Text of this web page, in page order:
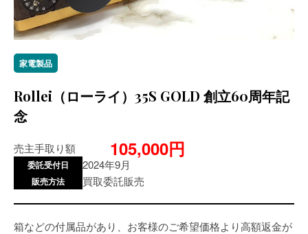
家電製品
Rollei（ローライ）35S GOLD 創立60周年記
念
売主手取り額 105,000円
委託受付日 2024年9月
販売方法 買取委託販売
箱などの付属品があり、お客様のご希望価格より高額返金が